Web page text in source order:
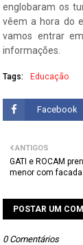
englobaram os
vêem a hora do
vamos entrar
informações.
Tags: Educação
Facebook
ANTIGOS
GATI e ROCAM
menor com
POSTAR UM
0 Comentários